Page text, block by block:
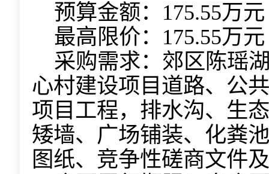
预算金额： 175.55万元
最高限价： 175.55万元
采购需求： 郊区陈瑶
心村建设项目道路、公
项目工程，排水沟、生
矮墙、广场铺装、化粪
图纸、竞争性磋商文件